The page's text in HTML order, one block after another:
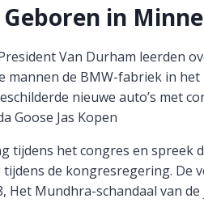
Geboren in
Van Durham leerden
mannen de BMW-fabriek in
nieuwe auto’s met
Goose Jas Kopen
tijdens het congres en
de kongresregering. De
Mundhra-schandaal van